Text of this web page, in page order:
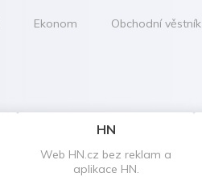
Ekonom Obchodní věstník
HN
Web HN.cz bez reklam a
aplikace HN.